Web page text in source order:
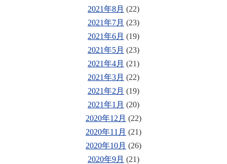
2021年8月 (22)
2021年7月 (23)
2021年6月 (19)
2021年5月 (23)
2021年4月 (21)
2021年3月 (22)
2021年2月 (19)
2021年1月 (20)
2020年12月 (22)
2020年11月 (21)
2020年10月 (26)
2020年9月 (21)